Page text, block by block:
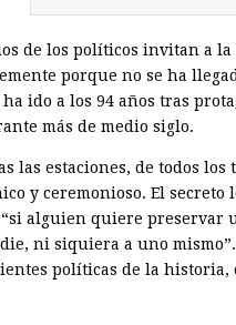
de los políticos invitan a
porque no se ha
ha ido a los 94 años tras
más de medio siglo.
las estaciones, de todos
y ceremonioso. El secreto
alguien quiere preservar
ni siquiera a uno
políticas de la historia,